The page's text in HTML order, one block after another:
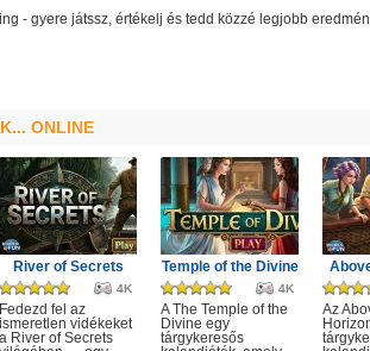
- gyere játssz, értékelj és tedd közzé legjobb
ONLINE
River of Secrets
4K
Fedezd fel az
ismeretlen vidékeket
a River of Secrets
Temple of the Divine
4K
A The Temple of the
Divine egy
tárgykeresős
Az